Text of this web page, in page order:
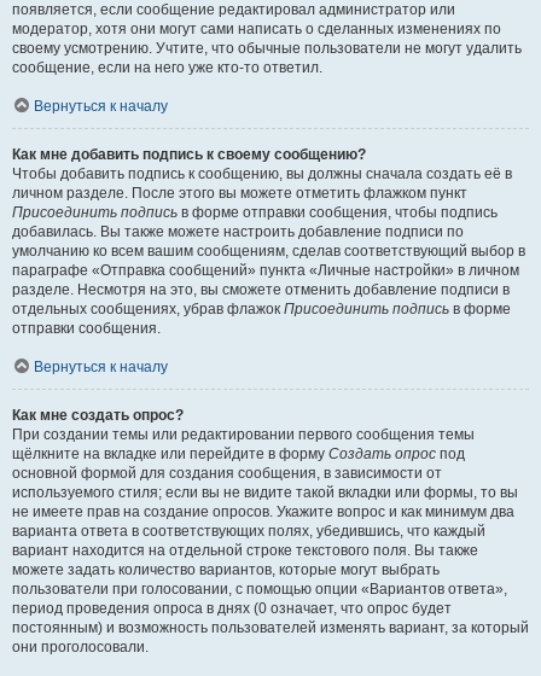
появляется, если сообщение редактировал администратор или
модератор, хотя они могут сами написать о сделанных изменениях по
своему усмотрению. Учтите, что обычные пользователи не могут удалить
сообщение, если на него уже кто-то ответил.
Вернуться к началу
Как мне добавить подпись к своему сообщению?
Чтобы добавить подпись к сообщению, вы должны сначала создать её в
личном разделе. После этого вы можете отметить флажком пункт
Присоединить подпись в форме отправки сообщения, чтобы подпись
добавилась. Вы также можете настроить добавление подписи по
умолчанию ко всем вашим сообщениям, сделав соответствующий выбор в
параграфе «Отправка сообщений» пункта «Личные настройки» в личном
разделе. Несмотря на это, вы сможете отменить добавление подписи в
отдельных сообщениях, убрав флажок Присоединить подпись в форме
отправки сообщения.
Вернуться к началу
Как мне создать опрос?
При создании темы или редактировании первого сообщения темы
щёлкните на вкладке или перейдите в форму Создать опрос под
основной формой для создания сообщения, в зависимости от
используемого стиля; если вы не видите такой вкладки или формы, то вы
не имеете прав на создание опросов. Укажите вопрос и как минимум два
варианта ответа в соответствующих полях, убедившись, что каждый
вариант находится на отдельной строке текстового поля. Вы также
можете задать количество вариантов, которые могут выбрать
пользователи при голосовании, с помощью опции «Вариантов ответа»,
период проведения опроса в днях (0 означает, что опрос будет
постоянным) и возможность пользователей изменять вариант, за который
они проголосовали.